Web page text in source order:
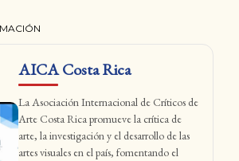
AICA Costa Rica
La Asociación Internacional de Críticos de
Arte Costa Rica promueve la crítica de
arte, la investigación y el desarrollo de las
artes visuales en el país, fomentando el